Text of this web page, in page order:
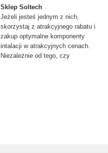
Sklep Soltech
Jeżeli jesteś jednym z nich,
skorzystaj z atrakcyjnego rabatu i
zakup optymalne komponenty
intalacji w atrakcyjnych cenach.
Niezależnie od tego, czy